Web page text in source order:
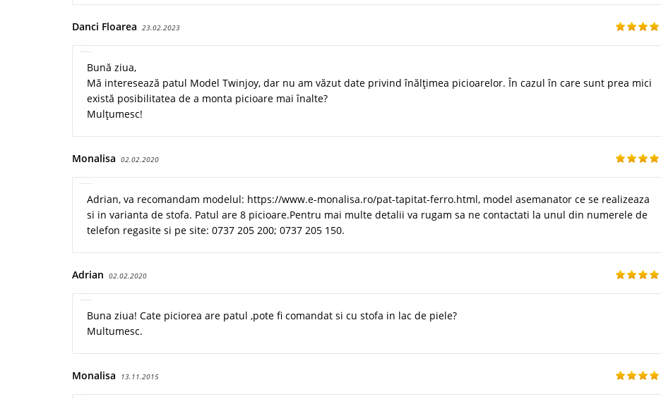
Danci Floarea 23.02.2023
Bună ziua,
Mă interesează patul Model Twinjoy, dar nu am văzut date privind înălțimea picioarelor. În cazul în care sunt prea mici
există posibilitatea de a monta picioare mai înalte?
Mulțumesc!
Monalisa 02.02.2020
Adrian, va recomandam modelul: https://www.e-monalisa.ro/pat-tapitat-ferro.html, model asemanator ce se realizeaza
si in varianta de stofa. Patul are 8 picioare.Pentru mai multe detalii va rugam sa ne contactati la unul din numerele de
telefon regasite si pe site: 0737 205 200; 0737 205 150.
Adrian 02.02.2020
Buna ziua! Cate piciorea are patul ,pote fi comandat si cu stofa in lac de piele?
Multumesc.
Monalisa 13.11.2015